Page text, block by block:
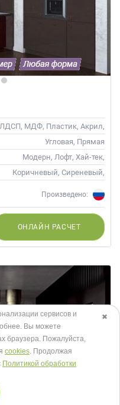
ЛДСП, МДФ, Пластик, Акрил,
Alvic / УФ лак, Глянцевые
Угловая, Прямая
Модерн, Лофт, Хай-тек,
Современные
Коричневый, Сиреневый,
Фиолетовый
Произведено:
ОНЛАЙН РАСЧЕТ
✖
сервисов и
Вы можете
браузера. Пожалуйста,
cookies. Продолжая
Политикой обработки